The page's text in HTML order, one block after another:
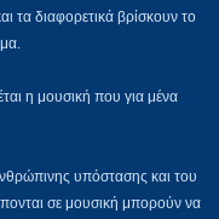
τα διαφορετικά βρίσκουν το
η μουσική που για μένα
υπόστασης και του
σε μουσική μπορούν να